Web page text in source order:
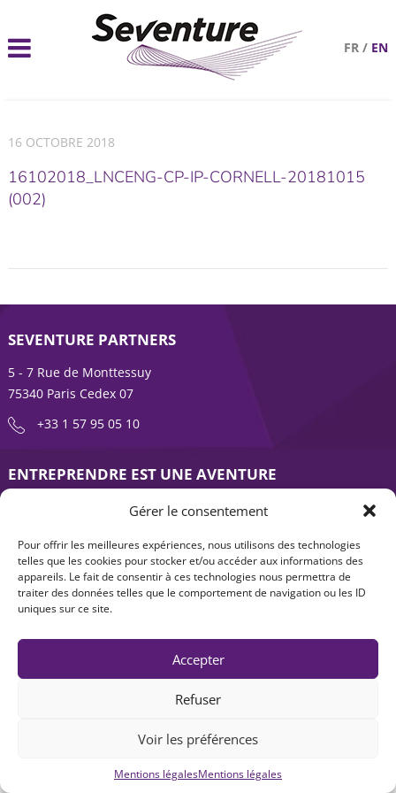
Gérer le consentement
Pour offrir les meilleures expériences, nous utilisons des technologies
telles que les cookies pour stocker et/ou accéder aux informations des
appareils. Le fait de consentir à ces technologies nous permettra de
traiter des données telles que le comportement de navigation ou les ID
uniques sur ce site.
Accepter
Refuser
Voir les préférences
Mentions légalesMentions légales
FR / EN
16 OCTOBRE 2018
16102018_LNCENG-CP-IP-CORNELL-20181015
(002)
SEVENTURE PARTNERS
5 - 7 Rue de Monttessuy
75340 Paris Cedex 07
+33 1 57 95 05 10
ENTREPRENDRE EST UNE AVENTURE
Expertises
Offre produits
Actualités
Contact
Accessibilité : non-conforme